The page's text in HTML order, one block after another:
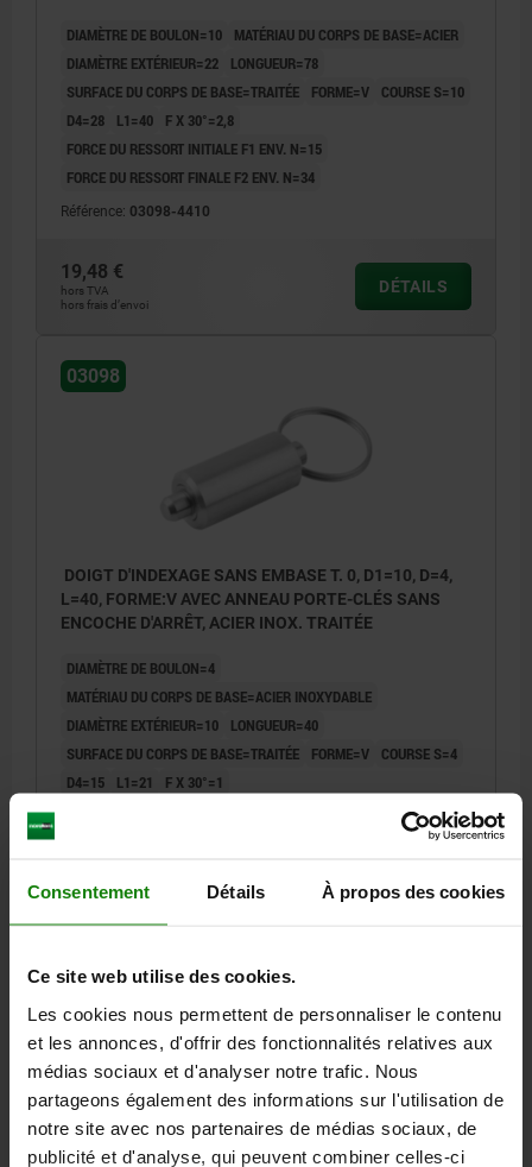
Consentement Détails À propos des cookies
Ce site web utilise des cookies.
Les cookies nous permettent de personnaliser le contenu
et les annonces, d'offrir des fonctionnalités relatives aux
médias sociaux et d'analyser notre trafic. Nous
partageons également des informations sur l'utilisation de
notre site avec nos partenaires de médias sociaux, de
publicité et d'analyse, qui peuvent combiner celles-ci
DIAMÈTRE DE BOULON=10
MATÉRIAU DU CORPS DE BASE=ACIER
DIAMÈTRE EXTÉRIEUR=22
LONGUEUR=78
SURFACE DU CORPS DE BASE=TRAITÉE
FORME=V
COURSE S=10
D4=28
L1=40
F X 30°=2,8
FORCE DU RESSORT INITIALE F1 ENV. N=15
FORCE DU RESSORT FINALE F2 ENV. N=34
Référence: 03098-4410
19,48 €
hors TVA
hors frais d’envoi
DÉTAILS
03098
DOIGT D'INDEXAGE SANS EMBASE T. 0, D1=10, D=4,
L=40, FORME:V AVEC ANNEAU PORTE-CLÉS SANS
ENCOCHE D'ARRÊT, ACIER INOX. TRAITÉE
DIAMÈTRE DE BOULON=4
MATÉRIAU DU CORPS DE BASE=ACIER INOXYDABLE
DIAMÈTRE EXTÉRIEUR=10
LONGUEUR=40
SURFACE DU CORPS DE BASE=TRAITÉE
FORME=V COURSE S=4
D4=15
L1=21
F X 30°=1
15,17 €
03098